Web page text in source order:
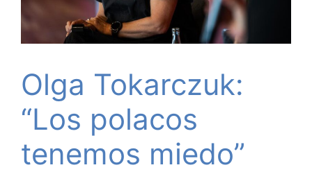
Olga Tokarczuk:
“Los polacos
tenemos miedo”